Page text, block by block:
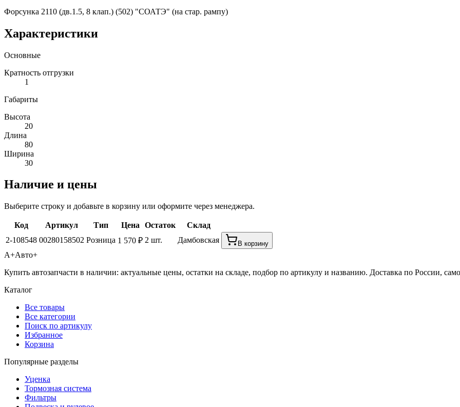
Форсунка 2110 (дв.1.5, 8 клап.) (502) "СОАТЭ" (на стар. рампу)
Характеристики
Основные
Кратность отгрузки
1
Габариты
Высота
20
Длина
80
Ширина
30
Наличие и цены
Выберите строку и добавьте в корзину или оформите через менеджера.
Код Артикул Тип Цена Остаток
Склад
2-108548 00280158502 Розница 1 570 ₽ 2 шт. Дамбовская В корзину
А+Авто+
Купить автозапчасти в наличии: актуальные цены, остатки на складе, подбор по артикулу и названию. Доставка по России,
Каталог
Все товары
Все категории
Поиск по артикулу
Избранное
Корзина
Популярные разделы
Уценка
Тормозная система
Фильтры